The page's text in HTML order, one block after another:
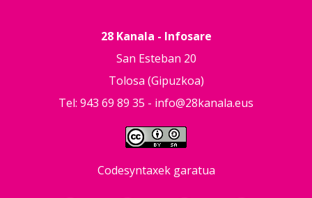
28 Kanala - Infosare
San Esteban 20
Tolosa (Gipuzkoa)
Tel: 943 69 89 35 - info@28kanala.eus
Codesyntaxek garatua